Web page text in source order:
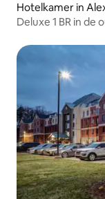
Hotelkamer in
Deluxe 1 BR in de